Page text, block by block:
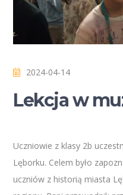
2024-04-14
Lekcja w
Uczniowie z klasy 2b
Lęborku. Celem było
uczniów z historią miasta